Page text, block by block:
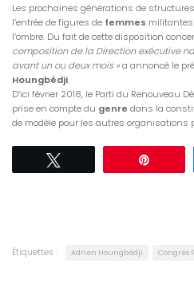
Les prochaines générations de
l’entrée de figures de femmes
l’ombre. Du fait de cette disposition
composition de la Direction exécutive
avant un ou deux mois »a annoncé le
Houngbédji.
D’ici février 2018, le Parti du Renouveau
prise en compte du genre dans la
de modèle pour les autres organisations
Étiquettes : Adrien Houngbédji Congrès